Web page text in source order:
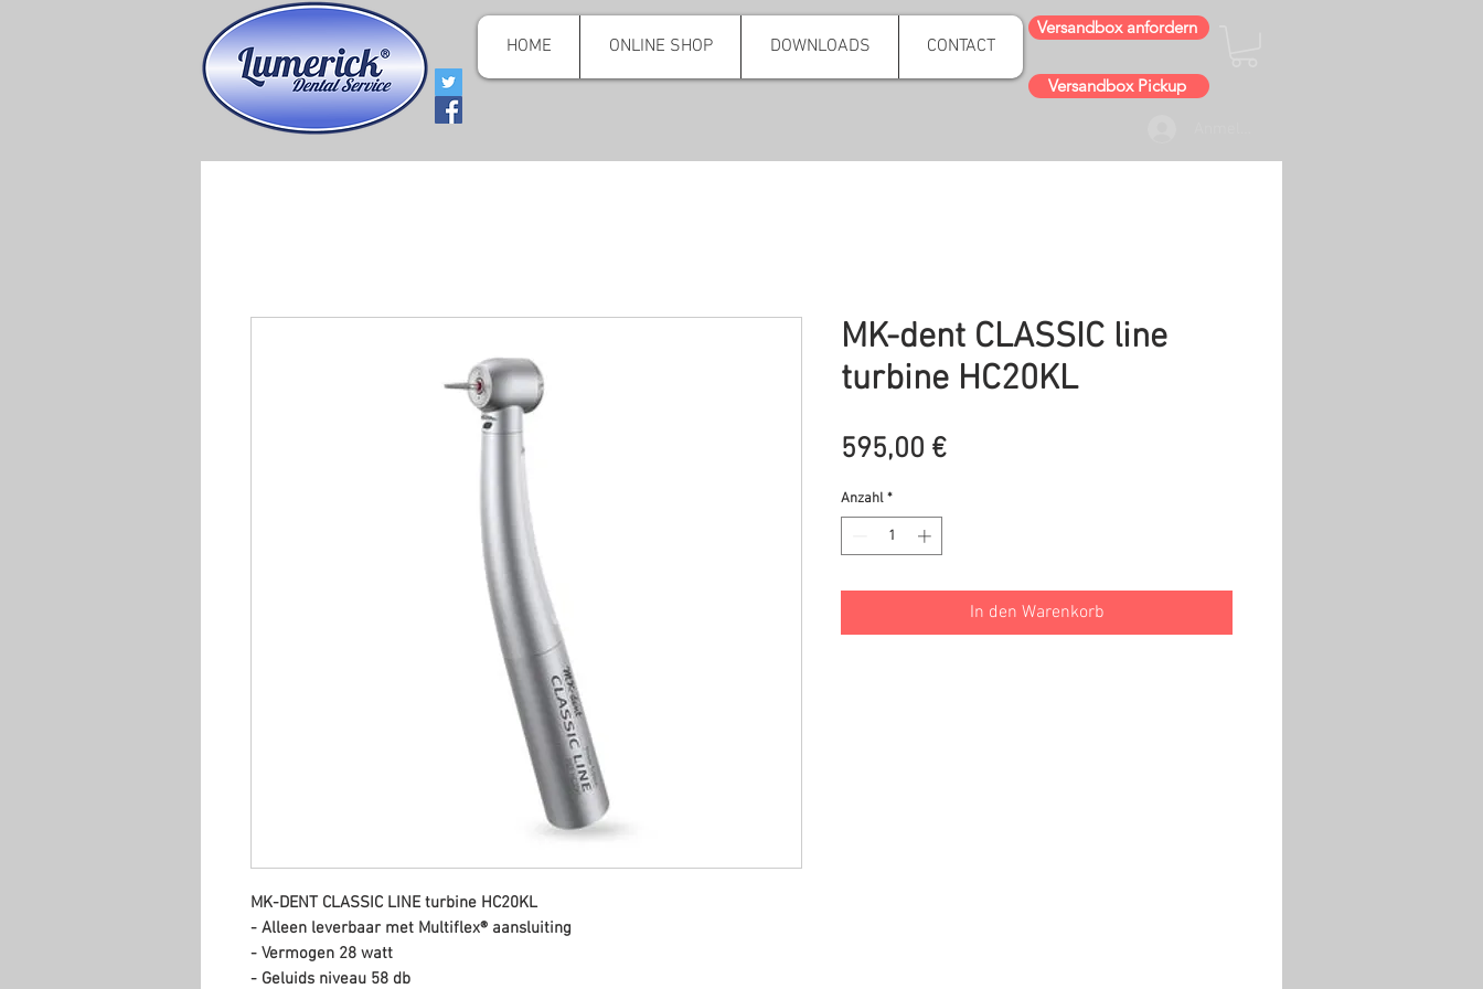
HOME ONLINE SHOP DOWNLOADS CONTACT
Versandbox anfordern
Versandbox Pickup
MK-DENT CLASSIC LINE turbine HC20KL
- Alleen leverbaar met Multiflex® aansluiting
- Vermogen 28 watt
- Geluids niveau 58 db
MK-dent CLASSIC line
turbine HC20KL
595,00 €Preis
Anzahl *
In den Warenkorb